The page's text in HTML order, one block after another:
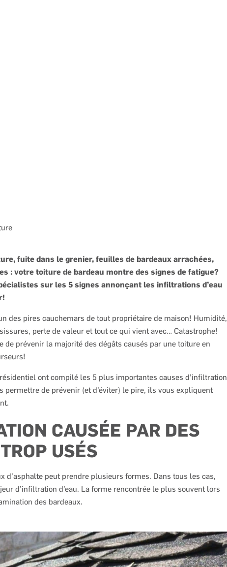
fuite dans le grenier, feuilles de bardeaux arrachées,
: votre toiture de bardeau montre des signes de fatigue?
sur les 5 signes annonçant les infiltrations d’eau
des pires cauchemars de tout propriétaire de maison! Humidité,
perte de valeur et tout ce qui vient avec… Catastrophe!
de prévenir la majorité des dégâts causés par une toiture en
ont compilé les 5 plus importantes causes d’infiltration
permettre de prévenir (et d’éviter) le pire, ils vous expliquent
CAUSÉE PAR DES
USÉS
d’asphalte peut prendre plusieurs formes. Dans tous les cas,
d’infiltration d’eau. La forme rencontrée le plus souvent lors
des bardeaux.